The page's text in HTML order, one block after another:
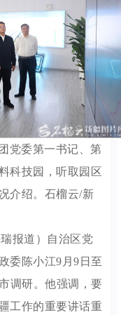
党委第一书记、第
科技园，听取园区
介绍。石榴云/新
报道）自治区党
委陈小江9月9日至
调研。他强调，要
工作的重要讲话重